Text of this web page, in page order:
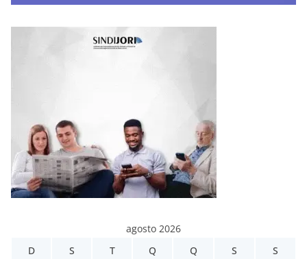
agosto 2026
D
S T Q Q S S